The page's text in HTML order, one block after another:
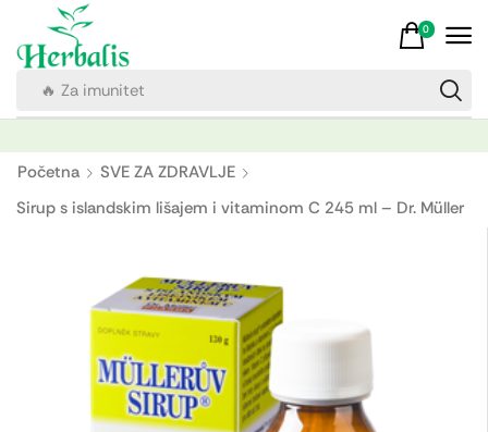
🔥 Za imunitet
0
Početna
SVE ZA ZDRAVLJE
Sirup s islandskim lišajem i vitaminom C 245 ml – Dr. Müller